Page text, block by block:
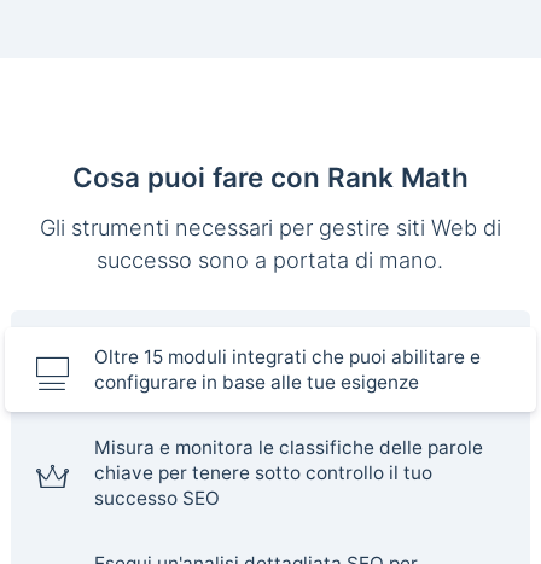
Cosa puoi fare con Rank Math
Gli strumenti necessari per gestire siti Web di
successo sono a portata di mano.
Oltre 15 moduli integrati che puoi abilitare e
configurare in base alle tue esigenze
Misura e monitora le classifiche delle parole
chiave per tenere sotto controllo il tuo
successo SEO